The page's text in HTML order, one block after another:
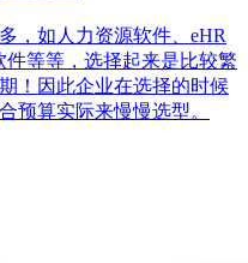
，如人力资源软件、eHR
等等，选择起来是比较繁
！因此企业在选择的时候
预算实际来慢慢选型。